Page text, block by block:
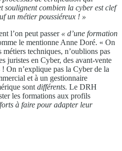
soulignent combien la cyber est clef
un métier poussiéreux ! »
l’on peut passer « d’une formation
le mentionne Anne Doré. « On
métiers techniques, n’oublions pas
juristes en Cyber, des avant-vente
n’explique pas la Cyber de la
et à un gestionnaire
sont différents. Le DRH
les formations aux profils
à faire pour adapter leur